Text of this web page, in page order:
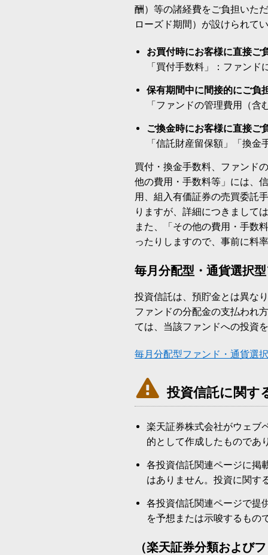
酬）等の諸経費をご負担いた
ローズド期間）が設けられて
お買付時にお客様に直接ご
「買付手数料」：ファンド
保有期間中に間接的にご負
「ファンドの管理費用（
ご換金時にお客様に直接ご
「信託財産留保額」「換
買付・換金手数料、ファンド
他の費用・手数料等」には、
用、組入有価証券の売買委託
りますが、詳細につきまして
また、「その他の費用・手数
ったりしますので、事前に料
毎月分配型・通貨選択
投資信託は、預貯金とは異な
ファンドの分配金の支払われ
ては、当該ファンドへの投資
毎月分配型ファンド・通貨選
 投資信託に関す
楽天証券株式会社がウェブ
的として作成したものであ
各投資信託関連ページに掲
はありません。投資に関す
各投資信託関連ページで提
を予想または示唆するもの
（楽天証券分類および